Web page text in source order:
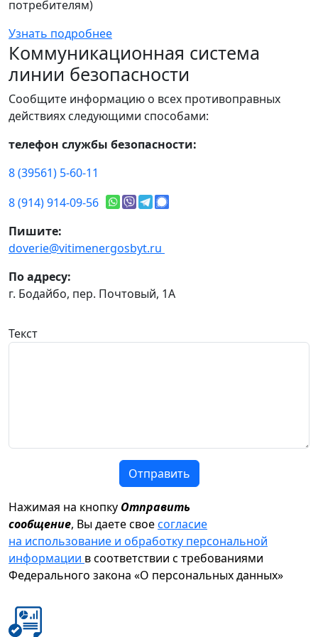
потребителям)
Узнать подробнее
Коммуникационная система
линии безопасности
Сообщите информацию о всех противоправных
действиях следующими способами:
телефон службы безопасности:
8 (39561) 5-60-11
8 (914) 914-09-56
Пишите:
doverie@vitimenergosbyt.ru
По адресу:
г. Бодайбо, пер. Почтовый, 1А
Текст
Отправить
Нажимая на кнопку Отправить
сообщение, Вы даете своесогласие
на использование и обработку персональной
информации в соответствии с требованиями
Федерального закона «О персональных данных»